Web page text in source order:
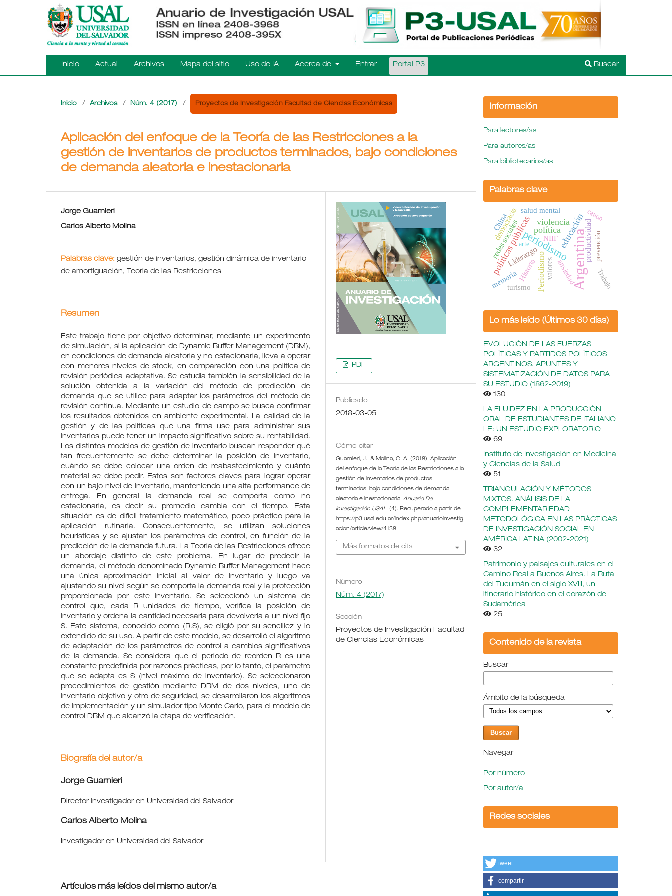
Inicio Actual Archivos Mapa del sitio Uso de IA Acerca de Entrar Portal P3 Buscar
Inicio / Archivos / Núm. 4 (2017) / Proyectos de Investigación Facultad de Ciencias Económicas
Aplicación del enfoque de la Teoría de las Restricciones a la
gestión de inventarios de productos terminados, bajo condiciones
de demanda aleatoria e inestacionaria
Jorge Guarnieri
Carlos Alberto Molina
Palabras clave: gestión de inventarios, gestión dinámica de inventario
de amortiguación, Teoría de las Restricciones
Resumen
Este trabajo tiene por objetivo determinar, mediante un experimento
de simulación, si la aplicación de Dynamic Buffer Management (DBM),
en condiciones de demanda aleatoria y no estacionaria, lleva a operar
con menores niveles de stock, en comparación con una política de
revisión periódica adaptativa. Se estudia también la sensibilidad de la
solución obtenida a la variación del método de predicción de
demanda que se utilice para adaptar los parámetros del método de
revisión continua. Mediante un estudio de campo se busca confirmar
los resultados obtenidos en ambiente experimental. La calidad de la
gestión y de las políticas que una firma use para administrar sus
inventarios puede tener un impacto significativo sobre su rentabilidad.
Los distintos modelos de gestión de inventario buscan responder qué
tan frecuentemente se debe determinar la posición de inventario,
cuándo se debe colocar una orden de reabastecimiento y cuánto
material se debe pedir. Estos son factores claves para lograr operar
con un bajo nivel de inventario, manteniendo una alta performance de
entrega. En general la demanda real se comporta como no
estacionaria, es decir su promedio cambia con el tiempo. Esta
situación es de difícil tratamiento matemático, poco práctico para la
aplicación rutinaria. Consecuentemente, se utilizan soluciones
heurísticas y se ajustan los parámetros de control, en función de la
predicción de la demanda futura. La Teoría de las Restricciones ofrece
un abordaje distinto de este problema. En lugar de predecir la
demanda, el método denominado Dynamic Buffer Management hace
una única aproximación inicial al valor de inventario y luego va
ajustando su nivel según se comporta la demanda real y la protección
proporcionada por este inventario. Se seleccionó un sistema de
control que, cada R unidades de tiempo, verifica la posición de
inventario y ordena la cantidad necesaria para devolverla a un nivel fijo
S. Este sistema, conocido como (R.S), se eligió por su sencillez y lo
extendido de su uso. A partir de este modelo, se desarrolló el algoritmo
de adaptación de los parámetros de control a cambios significativos
de la demanda. Se considera que el período de reorden R es una
constante predefinida por razones prácticas, por lo tanto, el parámetro
que se adapta es S (nivel máximo de inventario). Se seleccionaron
procedimientos de gestión mediante DBM de dos niveles, uno de
inventario objetivo y otro de seguridad, se desarrollaron los algoritmos
de implementación y un simulador tipo Monte Carlo, para el modelo de
control DBM que alcanzó la etapa de verificación.
Biografía del autor/a
Jorge Guarnieri
Director investigador en Universidad del Salvador
Carlos Alberto Molina
Investigador en Universidad del Salvador
PDF
Publicado
2018-03-05
Cómo citar
Guarnieri, J., & Molina, C. A. (2018). Aplicación
del enfoque de la Teoría de las Restricciones a la
gestión de inventarios de productos
terminados, bajo condiciones de demanda
aleatoria e inestacionaria.Anuario De
Investigación USAL, (4). Recuperado a partir de
https://p3.usal.edu.ar/index.php/anuarioinvestig
acion/article/view/4138
Más formatos de cita
Número
Núm. 4 (2017)
Sección
Proyectos de Investigación Facultad
de Ciencias Económicas
Artículos más leídos del mismo autor/a
Información
Para lectores/as
Para autores/as
Para bibliotecarios/as
Palabras clave
Argentina
periodismoeducación
políticas públicasPeriodismo
política
violencia
Liderazgo
redes sociales
valores
democracia productividad
China
ansiedad
Historia
salud mental
memoriaturismo
NIIF
canon
Trabajo
prevención
arte
Lo más leído (Últimos 30 días)
EVOLUCIÓN DE LAS FUERZAS
POLÍTICAS Y PARTIDOS POLÍTICOS
ARGENTINOS. APUNTES Y
SISTEMATIZACIÓN DE DATOS PARA
SU ESTUDIO (1862-2019)
130
LA FLUIDEZ EN LA PRODUCCIÓN
ORAL DE ESTUDIANTES DE ITALIANO
LE: UN ESTUDIO EXPLORATORIO
69
Instituto de Investigación en Medicina
y Ciencias de la Salud
51
TRIANGULACIÓN Y MÉTODOS
MIXTOS. ANÁLISIS DE LA
COMPLEMENTARIEDAD
METODOLÓGICA EN LAS PRÁCTICAS
DE INVESTIGACIÓN SOCIAL EN
AMÉRICA LATINA (2002-2021)
32
Patrimonio y paisajes culturales en el
Camino Real a Buenos Aires. La Ruta
del Tucumán en el siglo XVIII, un
itinerario histórico en el corazón de
Sudamérica
25
Contenido de la revista
Buscar
Ámbito de la búsqueda
Navegar
Por número
Por autor/a
Redes sociales
tweet
compartir